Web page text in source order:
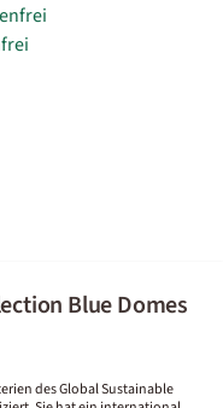
Blue Domes
des Global Sustainable